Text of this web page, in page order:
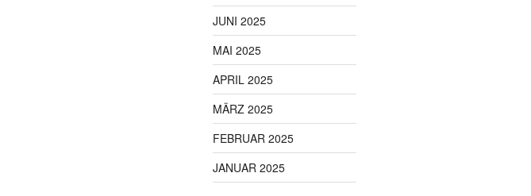
JUNI 2025
MAI 2025
APRIL 2025
MÄRZ 2025
FEBRUAR 2025
JANUAR 2025